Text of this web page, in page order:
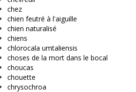
chez
chien feutré à l'aiguille
chien naturalisé
chiens
chlorocala umtaliensis
choses de la mort dans le bocal
choucas
chouette
chrysochroa